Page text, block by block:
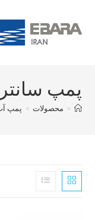
پمپ
> محصولات > پمپ آب